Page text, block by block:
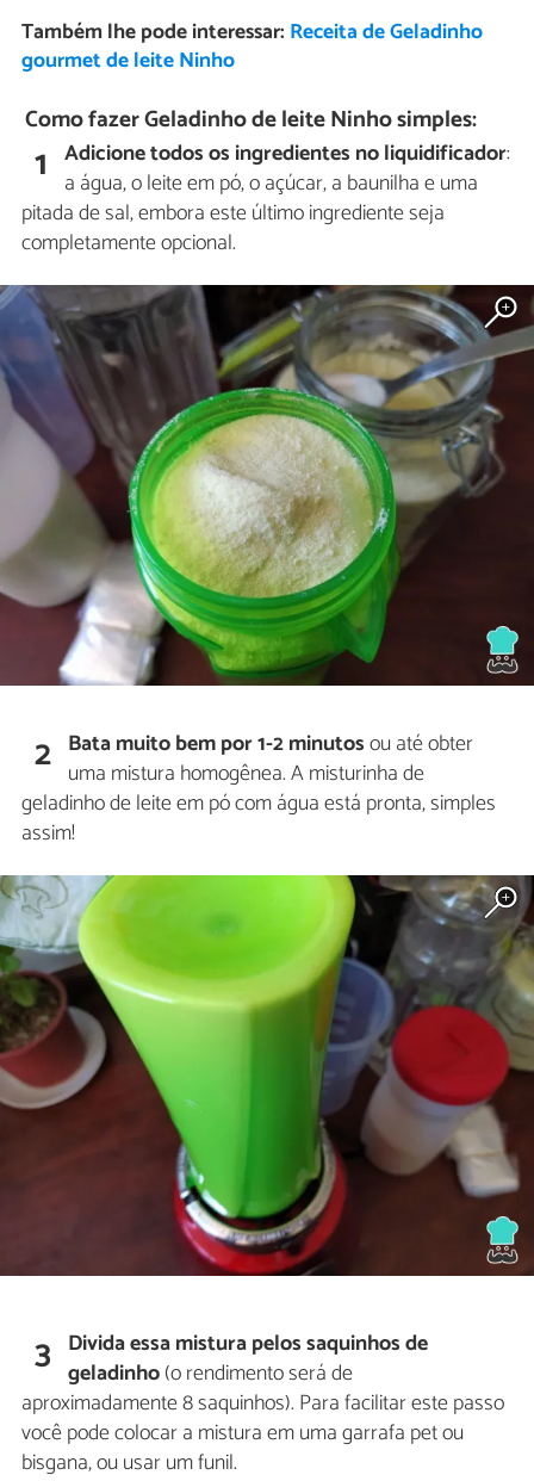
Também lhe pode interessar: Receita de Geladinho
gourmet de leite Ninho
Como fazer Geladinho de leite Ninho simples:
1 Adicione todos os ingredientes no liquidificador:
a água, o leite em pó, o açúcar, a baunilha e uma
pitada de sal, embora este último ingrediente seja
completamente opcional.
2 Bata muito bem por 1-2 minutosou até obter
uma mistura homogênea. A misturinha de
geladinho de leite em pó com água está pronta, simples
assim!
3 Divida essa mistura pelos saquinhos de
geladinho(o rendimento será de
aproximadamente 8 saquinhos). Para facilitar este passo
você pode colocar a mistura em uma garrafa pet ou
bisgana, ou usar um funil.